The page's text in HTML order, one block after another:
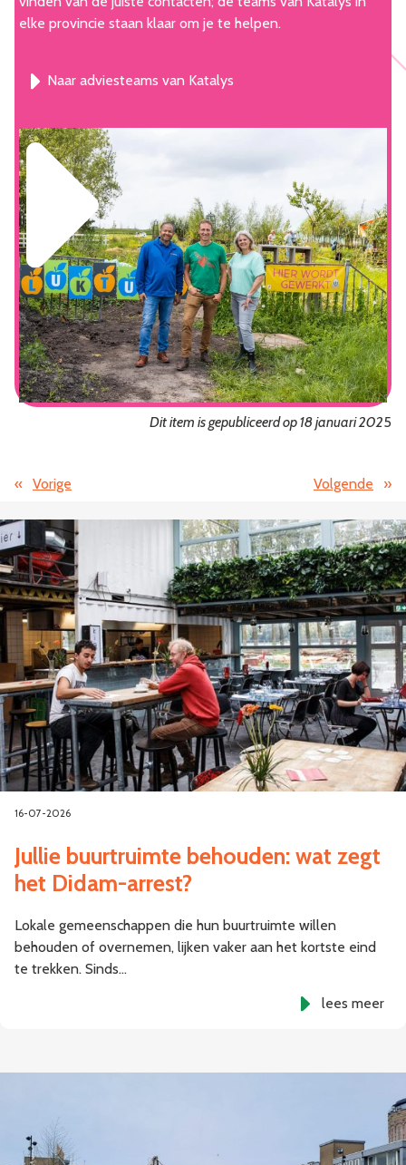
elke provincie staan klaar om je te helpen.
Naar adviesteams van Katalys
Dit item is gepubliceerd op 18 januari 2025
« Vorige Volgende »
16-07-2026
Jullie buurtruimte behouden: wat zegt
het Didam-arrest?
Lokale gemeenschappen die hun buurtruimte willen
behouden of overnemen, lijken vaker aan het kortste eind
te trekken. Sinds…
lees meer